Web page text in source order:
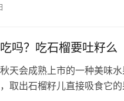
吗？吃石榴要吐籽么
天会成熟上市的一种美味
取出石榴籽儿直接吸食它